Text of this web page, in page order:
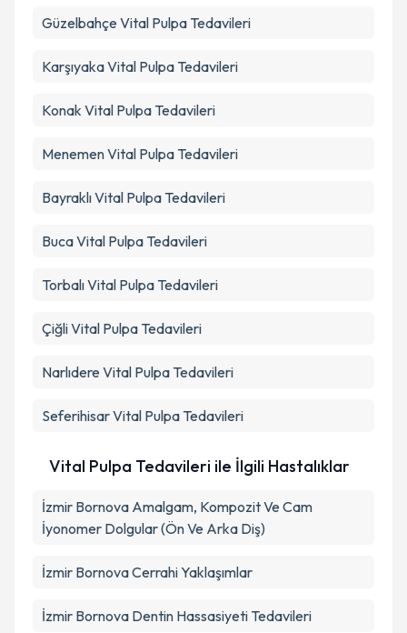
Güzelbahçe Vital Pulpa Tedavileri
KarşıyakaVital Pulpa Tedavileri
Konak Vital Pulpa Tedavileri
MenemenVital Pulpa Tedavileri
BayraklıVital Pulpa Tedavileri
BucaVital Pulpa Tedavileri
TorbalıVital Pulpa Tedavileri
ÇiğliVital Pulpa Tedavileri
Narlıdere Vital Pulpa Tedavileri
SeferihisarVital Pulpa Tedavileri
Vital Pulpa Tedavileri ile İlgili Hastalıklar
İzmir Bornova Amalgam, Kompozit Ve Cam
İyonomer Dolgular (Ön Ve Arka Diş)
İzmir Bornova Cerrahi Yaklaşımlar
İzmir Bornova Dentin Hassasiyeti Tedavileri